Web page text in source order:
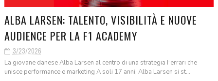
ALBA LARSEN: TALENTO, VISIBILITÀ E NUOVE
AUDIENCE PER LA F1 ACADEMY
3/23/2026
La giovane danese Alba Larsen al centro di una strategia Ferrari che
unisce performance e marketing A soli 17 anni, Alba Larsen si st...